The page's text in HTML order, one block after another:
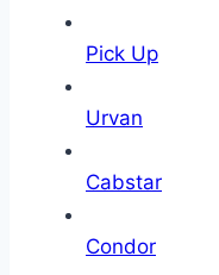
Pick Up
Urvan
Cabstar
Condor